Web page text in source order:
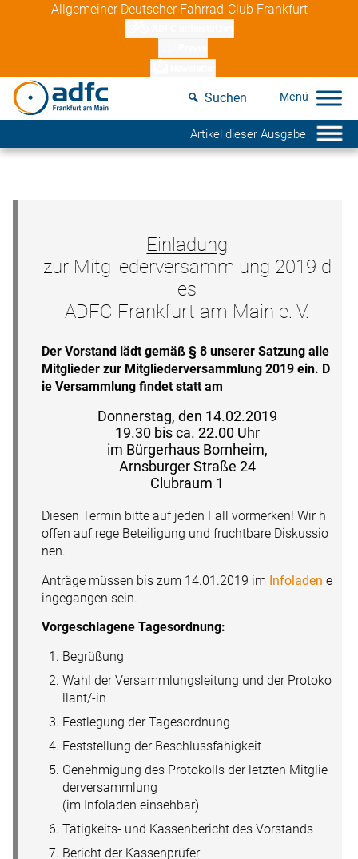
Allgemeiner Deutscher Fahrrad-Club Frankfurt
Suchen
Artikel dieser Ausgabe
Einladung
zur Mitgliederversammlung 2019 d
es
ADFC Frankfurt am Main e. V.
Der Vorstand lädt gemäß § 8 unserer Satzung alle
Mitglieder zur Mitgliederversammlung 2019 ein. D
ie Versammlung findet statt am
Donnerstag, den 14.02.2019
19.30 bis ca. 22.00 Uhr
im Bürgerhaus Bornheim,
Arnsburger Straße 24
Clubraum 1
Diesen Termin bitte auf jeden Fall vormerken! Wir h
offen auf rege Beteiligung und fruchtbare Diskussio
nen.
Anträge müssen bis zum 14.01.2019 im Infoladen e
ingegangen sein.
Vorgeschlagene Tagesordnung:
Begrüßung
Wahl der Versammlungsleitung und der Protoko
llant/-in
Festlegung der Tagesordnung
Feststellung der Beschlussfähigkeit
Genehmigung des Protokolls der letzten Mitglie
derversammlung
(im Infoladen einsehbar)
Tätigkeits- und Kassenbericht des Vorstands
Bericht der Kassenprüfer